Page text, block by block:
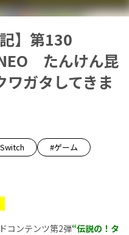
】第130
たんけん昆
ガタしてきま
#ゲーム
コンテンツ第2弾“伝説の！タ